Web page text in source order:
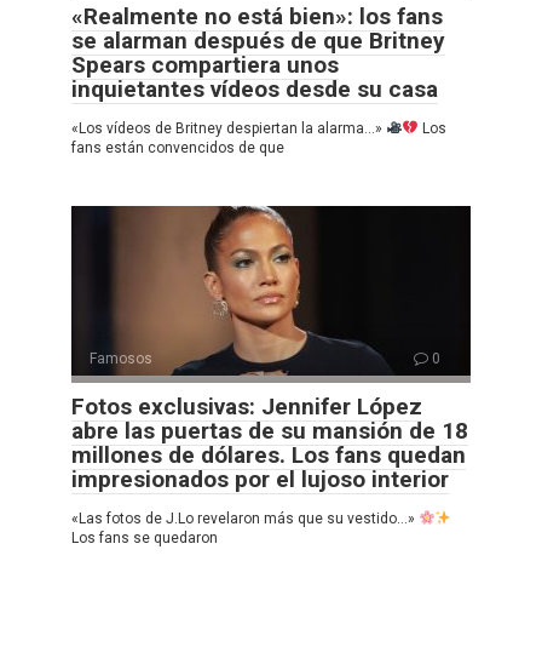
«Realmente no está bien»: los fans
se alarman después de que Britney
Spears compartiera unos
inquietantes vídeos desde su casa
«Los vídeos de Britney despiertan la alarma…»
Los
fans están convencidos de que
Famosos 0
Fotos exclusivas: Jennifer López
abre las puertas de su mansión de 18
millones de dólares. Los fans quedan
impresionados por el lujoso interior
«Las fotos de J.Lo revelaron más que su vestido…»
Los fans se quedaron